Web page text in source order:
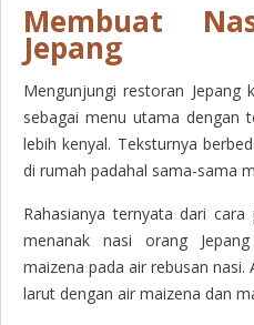
Membuat
Jepang
Mengunjungi restoran Jepang
sebagai menu utama dengan
lebih kenyal. Teksturnya
di rumah padahal sama-sama
Rahasianya ternyata dari
menanak nasi orang
maizena pada air rebusan
larut dengan air maizena dan